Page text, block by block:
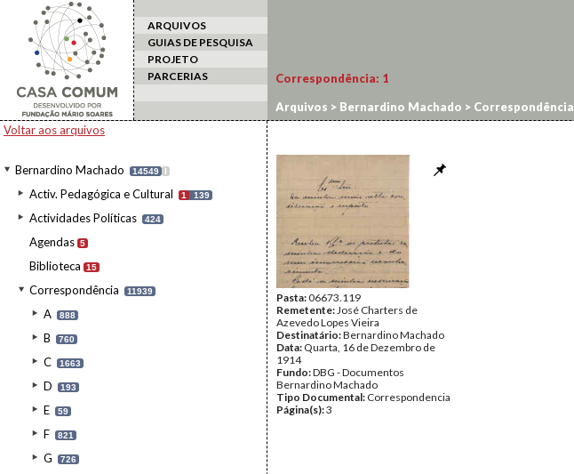
ARQUIVOS
GUIAS DE PESQUISA
PROJETO
PARCERIAS
Voltar aos arquivos
Bernardino Machado 14549 I
Activ. Pedagógica e Cultural 1 139
Actividades Políticas 424
Agendas 5
Biblioteca 15
Correspondência 11939
A 888
B 760
C 1663
D 193
E 59
F 821
G 726
Correspondência: 1
Arquivos > Bernardino Machado > Correspondência
Pasta:06673.119
Remetente:José Charters de
Azevedo Lopes Vieira
Destinatário:Bernardino Machado
Data: Quarta, 16 de Dezembro de
1914
Fundo:DBG - Documentos
Bernardino Machado
Tipo Documental: Correspondencia
Página(s):3